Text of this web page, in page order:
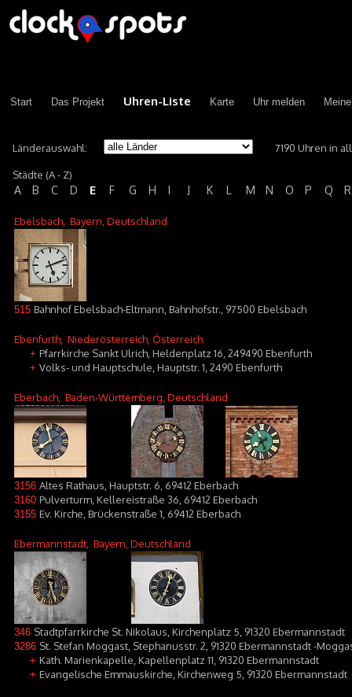
Start Das Projekt Uhren-Liste Karte Uhr melden
Länderauswahl: 7190 Uhren in
Städte (A - Z)
A B C D E F G H I J K L M N O P Q R
Ebelsbach , Bayern, Deutschland
515 Bahnhof Ebelsbach-Eltmann, Bahnhofstr., 97500 Ebelsbach
Ebenfurth , Niederösterreich, Österreich
+ Pfarrkirche Sankt Ulrich, Heldenplatz 16, 249490 Ebenfurth
+ Volks- und Hauptschule, Hauptstr. 1, 2490 Ebenfurth
Eberbach , Baden-Württemberg, Deutschland
3156 Altes Rathaus, Hauptstr. 6, 69412 Eberbach
3160 Pulverturm, Kellereistraße 36, 69412 Eberbach
3155 Ev. Kirche, Brückenstraße 1, 69412 Eberbach
Ebermannstadt , Bayern, Deutschland
346 Stadtpfarrkirche St. Nikolaus, Kirchenplatz 5, 91320 Ebermannstadt
3286 St. Stefan Moggast, Stephanusstr. 2, 91320 Ebermannstadt -
+ Kath. Marienkapelle, Kapellenplatz 11, 91320 Ebermannstadt
+ Evangelische Emmauskirche, Kirchenweg 5, 91320 Ebermannstadt